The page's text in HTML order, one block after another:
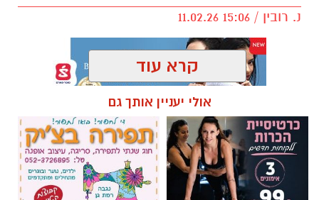
נ. רובין / 15:06 11.02.26
תגים:תיכון בגין חוויה לחיים, סיור בעוטף
תלמידי בגין "חוויה לחיים" בסיור בעוטף: יום
תקומה מרגש ומשמעותי
קרא עוד
אולי יעניין אותך גם